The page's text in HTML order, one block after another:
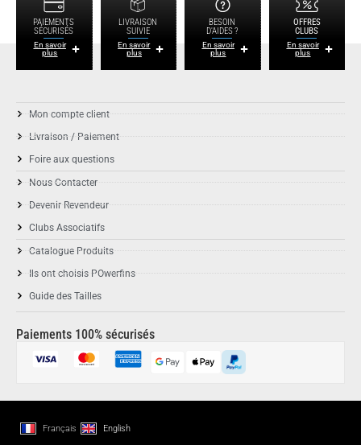
PAIEMENTS
SÉCURISÉS
En savoir
plus
LIVRAISON
SUIVIE
En savoir
plus
BESOIN
D'AIDES ?
En savoir
plus
OFFRES
CLUBS
En savoir
plus
Mon compte client
Livraison / Paiement
Foire aux questions
Nous Contacter
Devenir Revendeur
Clubs Associatifs
Catalogue Produits
Ils ont choisis POwerfins
Guide des Tailles
Paiements 100% sécurisés
Français English